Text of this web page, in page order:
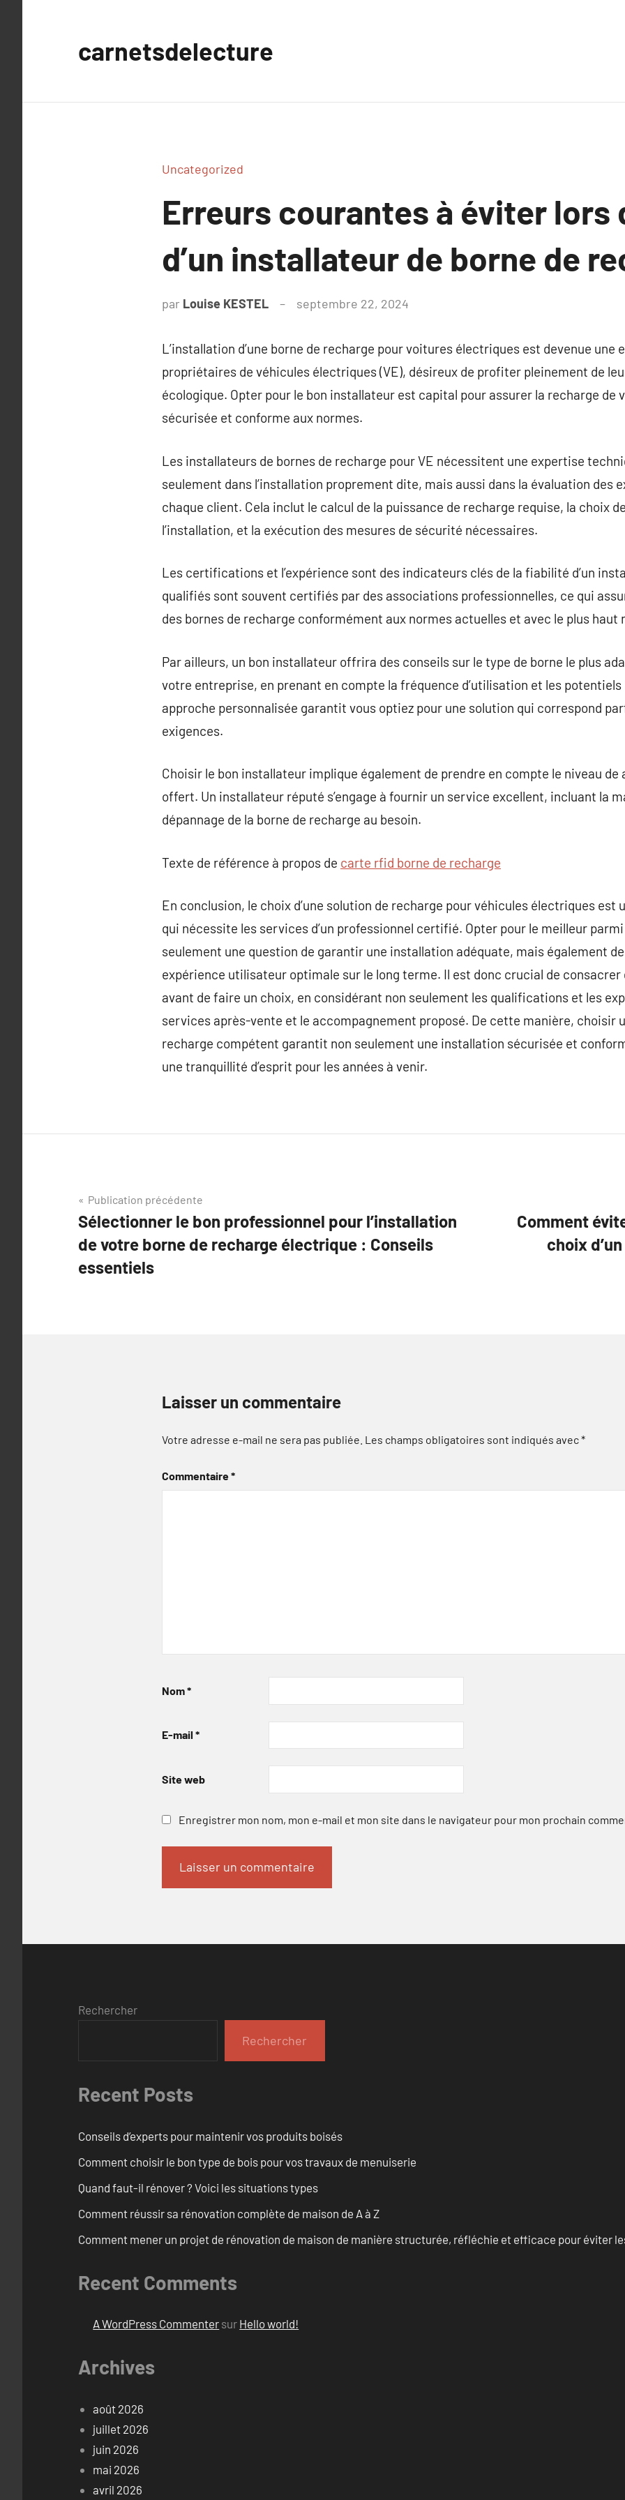
carnetsdelecture
Uncategorized
Erreurs courantes à éviter lors
d’un installateur de borne de
par Louise KESTEL septembre 22, 2024
L’installation d’une borne de recharge pour voitures électriques est devenue une
propriétaires de véhicules électriques (VE), désireux de profiter pleinement de
écologique. Opter pour le bon installateur est capital pour assurer la recharge de
sécurisée et conforme aux normes.
Les installateurs de bornes de recharge pour VE nécessitent une expertise
seulement dans l’installation proprement dite, mais aussi dans la évaluation des
chaque client. Cela inclut le calcul de la puissance de recharge requise, la choix
l’installation, et la exécution des mesures de sécurité nécessaires.
Les certifications et l’expérience sont des indicateurs clés de la fiabilité d’un
qualifiés sont souvent certifiés par des associations professionnelles, ce qui
des bornes de recharge conformément aux normes actuelles et avec le plus haut
Par ailleurs, un bon installateur offrira des conseils sur le type de borne le plus
votre entreprise, en prenant en compte la fréquence d’utilisation et les
approche personnalisée garantit vous optiez pour une solution qui correspond
exigences.
Choisir le bon installateur implique également de prendre en compte le niveau
offert. Un installateur réputé s’engage à fournir un service excellent, incluant la
dépannage de la borne de recharge au besoin.
Texte de référence à propos de carte rfid borne de recharge
En conclusion, le choix d’une solution de recharge pour véhicules électriques est
qui nécessite les services d’un professionnel certifié. Opter pour le meilleur
seulement une question de garantir une installation adéquate, mais également
expérience utilisateur optimale sur le long terme. Il est donc crucial de consacrer
avant de faire un choix, en considérant non seulement les qualifications et les
services après-vente et le accompagnement proposé. De cette manière, choisir
recharge compétent garantit non seulement une installation sécurisée et
une tranquillité d’esprit pour les années à venir.
Navigation
de
l’article
Publication précédente
Sélectionner le bon professionnel pour l’installation
de votre borne de recharge électrique : Conseils
essentiels
Comment
choix
Laisser un commentaire
Votre adresse e-mail ne sera pas publiée. Les champs obligatoires sont indiqués avec*
Commentaire*
Nom*
E-mail *
Site web
Enregistrer mon nom, mon e-mail et mon site dans le navigateur pour mon prochain
Rechercher
Rechercher
Recent Posts
Conseils d’experts pour maintenir vos produits boisés
Comment choisir le bon type de bois pour vos travaux de menuiserie
Quand faut-il rénover ? Voici les situations types
Comment réussir sa rénovation complète de maison de A à Z
Comment mener un projet de rénovation de maison de manière structurée, réfléchie et efficace pour éviter
Recent Comments
A WordPress Commenter sur Hello world!
Archives
août 2026
juillet 2026
juin 2026
mai 2026
avril 2026